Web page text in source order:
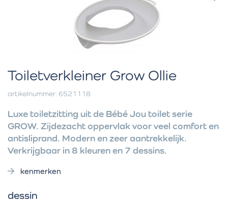
Toiletverkleiner Grow Ollie
artikelnummer: 6521118
Luxe toiletzitting uit de Bébé Jou toilet serie
GROW. Zijdezacht oppervlak voor veel comfort en
antisliprand. Modern en zeer aantrekkelijk.
Verkrijgbaar in 8 kleuren en 7 dessins.
kenmerken
dessin